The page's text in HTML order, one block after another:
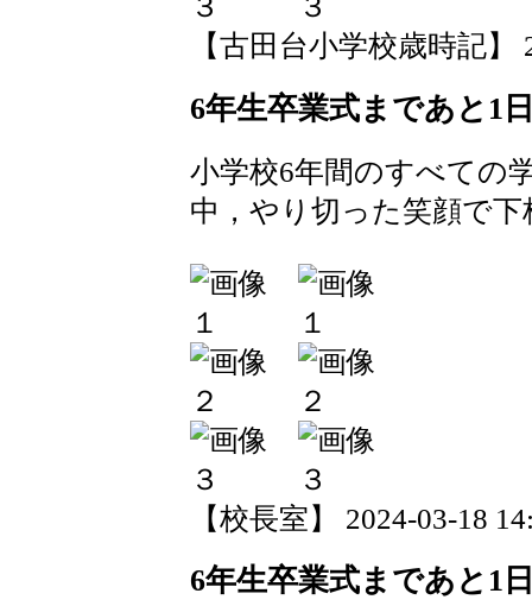
【古田台小学校歳時記】
6年生卒業式まであと1
小学校6年間のすべての
中，やり切った笑顔で
【校長室】 2024-03-18
6年生卒業式まであと1